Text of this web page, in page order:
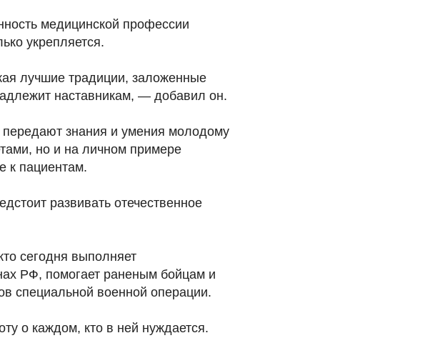
медицинской профессии
укрепляется.
лучшие традиции, заложенные
наставникам, — добавил он.
знания и умения молодому
но и на личном примере
к пациентам.
развивать отечественное
сегодня выполняет
РФ, помогает раненым бойцам и
специальной военной операции.
о каждом, кто в ней нуждается.